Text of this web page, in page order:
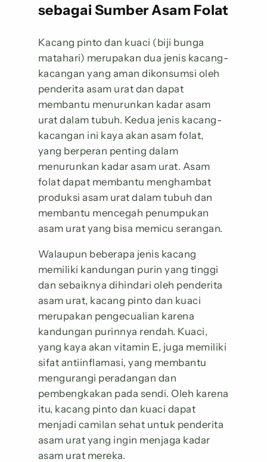
sebagai Sumber Asam Folat
Kacang pinto dan kuaci (biji bunga
matahari) merupakan dua jenis kacang-
kacangan yang aman dikonsumsi oleh
penderita asam urat dan dapat
membantu menurunkan kadar asam
urat dalam tubuh. Kedua jenis kacang-
kacangan ini kaya akan asam folat,
yang berperan penting dalam
menurunkan kadar asam urat. Asam
folat dapat membantu menghambat
produksi asam urat dalam tubuh dan
membantu mencegah penumpukan
asam urat yang bisa memicu serangan.
Walaupun beberapa jenis kacang
memiliki kandungan purin yang tinggi
dan sebaiknya dihindari oleh penderita
asam urat, kacang pinto dan kuaci
merupakan pengecualian karena
kandungan purinnya rendah. Kuaci,
yang kaya akan vitamin E, juga memiliki
sifat antiinflamasi, yang membantu
mengurangi peradangan dan
pembengkakan pada sendi. Oleh karena
itu, kacang pinto dan kuaci dapat
menjadi camilan sehat untuk penderita
asam urat yang ingin menjaga kadar
asam urat mereka.